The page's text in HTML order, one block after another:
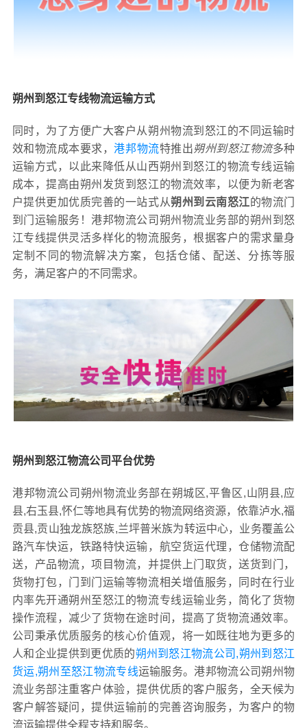
朔州到怒江专线物流运输方式
同时，为了方便广大客户从朔州物流到怒江的不同运输时
效和物流成本要求，港邦物流特推出朔州到怒江物流多种
运输方式，以此来降低从山西朔州到怒江的物流专线运输
成本，提高由朔州发货到怒江的物流效率，以便为新老客
户提供更加优质完善的一站式从朔州到云南怒江的物流门
到门运输服务！港邦物流公司朔州物流业务部的朔州到怒
江专线提供灵活多样化的物流服务，根据客户的需求量身
定制不同的物流解决方案，包括仓储、配送、分拣等服
务，满足客户的不同需求。
朔州到怒江物流公司平台优势
港邦物流公司朔州物流业务部在朔城区,平鲁区,山阴县,应
县,右玉县,怀仁等地具有优势的物流网络资源，依靠泸水,福
贡县,贡山独龙族怒族,兰坪普米族为转运中心，业务覆盖公
路汽车快运，铁路特快运输，航空货运代理，仓储物流配
送，产品物流，项目物流，并提供上门取货，送货到门，
货物打包，门到门运输等物流相关增值服务，同时在行业
内率先开通朔州至怒江的物流专线运输业务，简化了货物
操作流程，减少了货物在途时间，提高了货物流通效率。
公司秉承优质服务的核心价值观，将一如既往地为更多的
人和企业提供到更优质的朔州到怒江物流公司,朔州到怒江
货运,朔州至怒江物流专线运输服务。港邦物流公司朔州物
流业务部注重客户体验，提供优质的客户服务，全天候为
客户解答疑问，提供运输前的完善咨询服务，为客户的物
流运输提供全程支持和服务。